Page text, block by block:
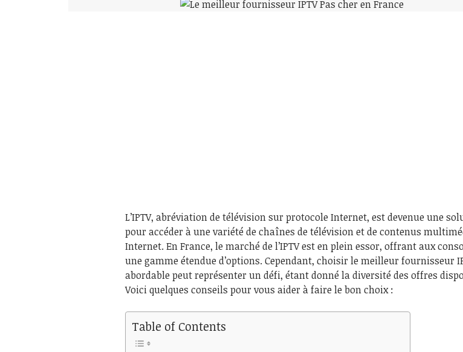
L’IPTV, abréviation de télévision sur protocole Internet, est devenue une
pour accéder à une variété de chaînes de télévision et de contenus
Internet. En France, le marché de l’IPTV est en plein essor, offrant aux
une gamme étendue d’options. Cependant, choisir le meilleur fournisseur
abordable peut représenter un défi, étant donné la diversité des offres
Voici quelques conseils pour vous aider à faire le bon choix :
Table of Contents